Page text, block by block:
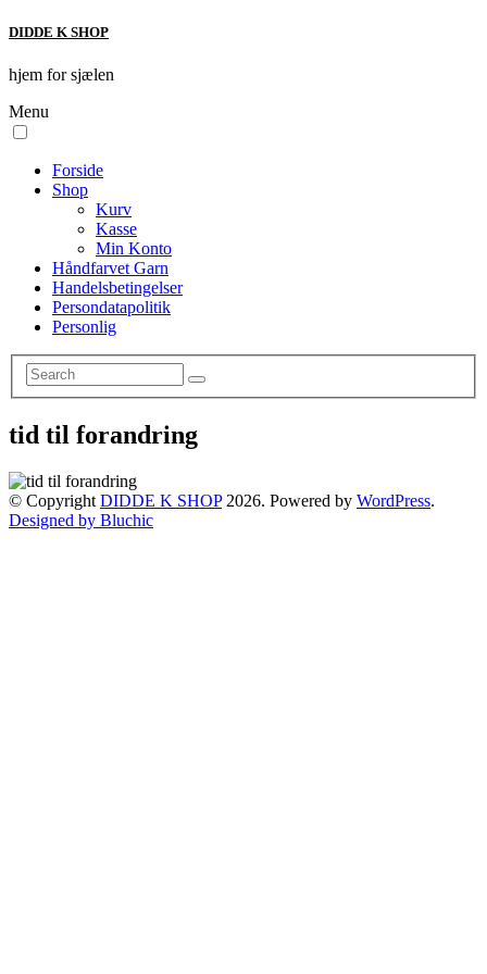
DIDDE K SHOP
hjem for sjælen
Menu
Forside
Shop
Kurv
Kasse
Min Konto
Håndfarvet Garn
Handelsbetingelser
Persondatapolitik
Personlig
tid til forandring
© Copyright DIDDE K SHOP2026. Powered by WordPress.
Designed by Bluchic